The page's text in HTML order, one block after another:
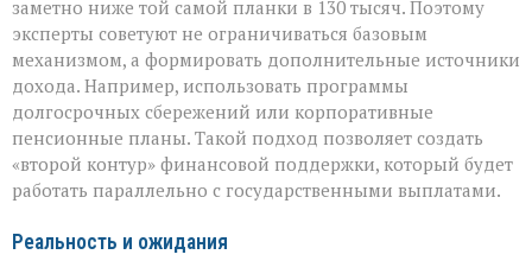
заметно ниже той самой планки в 130 тысяч. Поэтому
эксперты советуют не ограничиваться базовым
механизмом, а формировать дополнительные источники
дохода. Например, использовать программы
долгосрочных сбережений или корпоративные
пенсионные планы. Такой подход позволяет создать
«второй контур» финансовой поддержки, который будет
работать параллельно с государственными выплатами.
Реальность и ожидания